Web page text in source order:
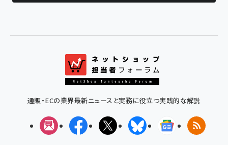
通販・ECの業界最新ニュースと実務に役立つ実践的な解説
メルマガFacebookX(エックス)BlueskyGoogleニュ
RSS